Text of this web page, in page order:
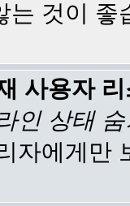
는 것이 좋
사용자
인 상태
자에게만